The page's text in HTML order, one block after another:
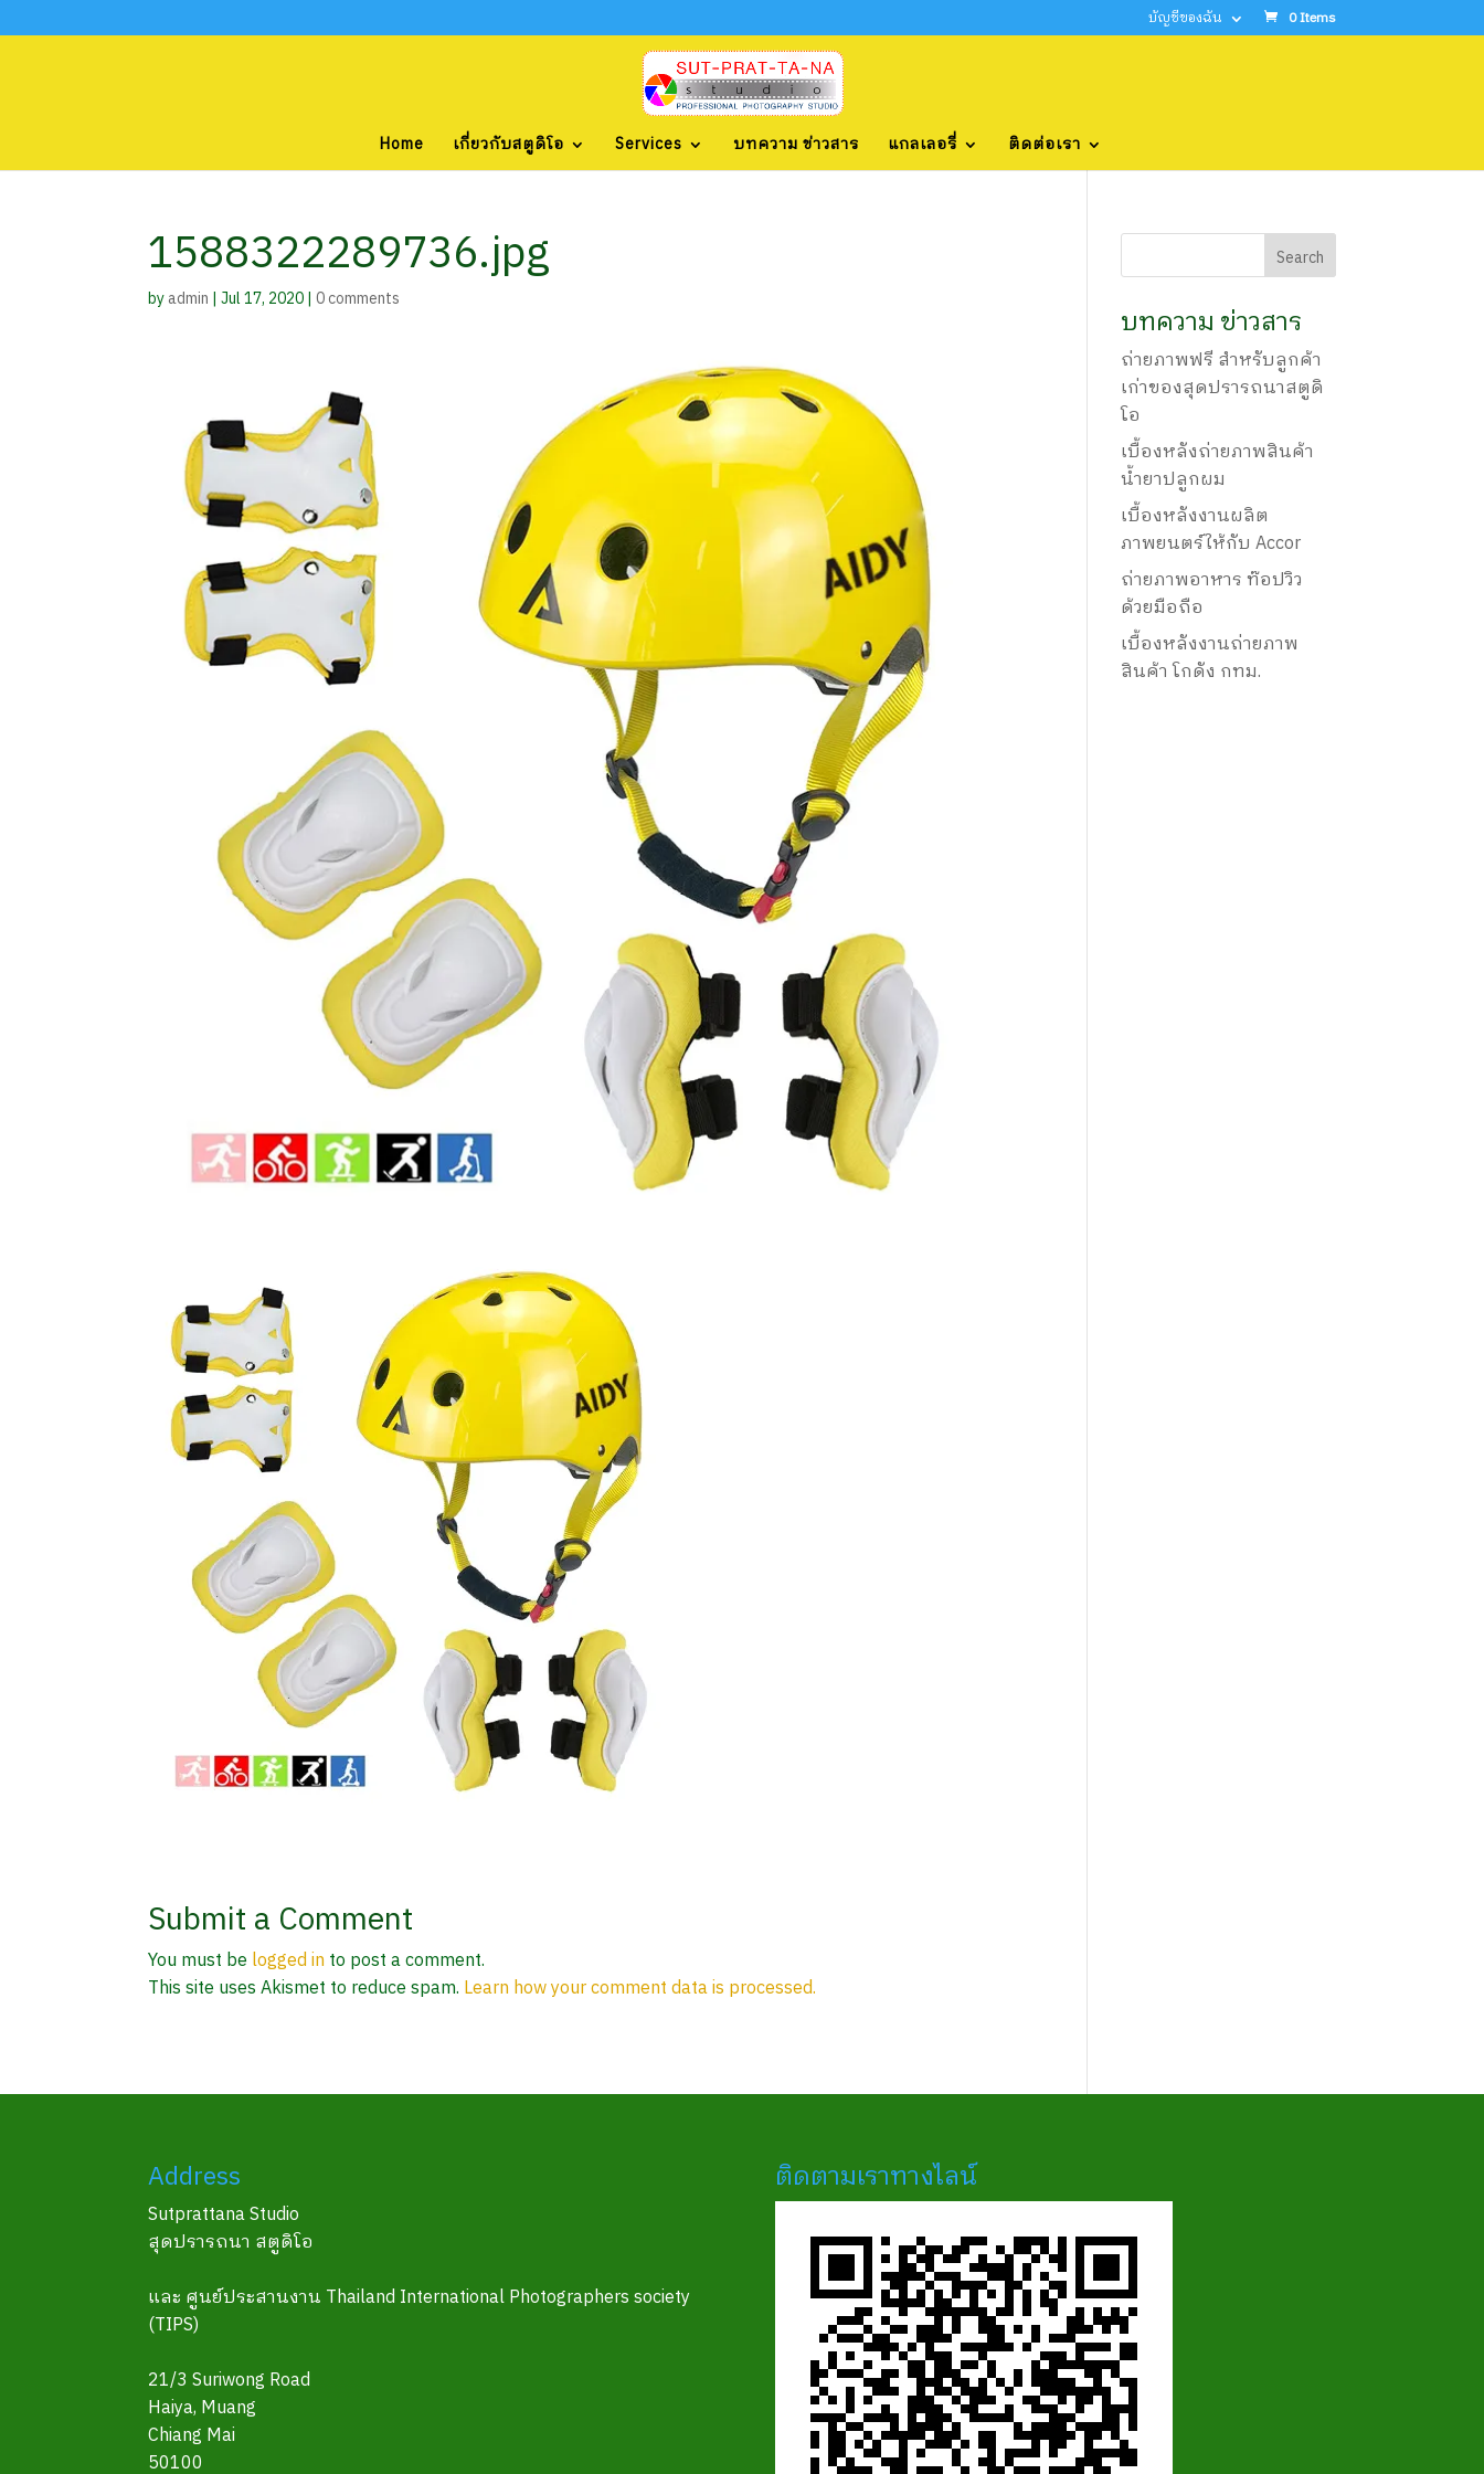
บัญชีของฉัน 0 Items
Home เกี่ยวกับสตูดิโอ Services บทความ ข่าวสาร แกลเลอรี่ ติดต่อเรา
1588322289736.jpg
byadmin |Jul 17, 2020|0 comments
Submit a Comment
You must be logged into post a comment.
This site uses Akismet to reduce spam. Learn how your comment data is processed.
บทความ ข่าวสาร
ถ่ายภาพฟรี สำหรับลูกค้า
เก่าของสุดปรารถนาสตูดิ
โอ
เบื้องหลังถ่ายภาพสินค้า
น้ำยาปลูกผม
เบื้องหลังงานผลิต
ภาพยนตร์ให้กับ Accor
ถ่ายภาพอาหาร ท๊อปวิว
ด้วยมือถือ
เบื้องหลังงานถ่ายภาพ
สินค้า โกดัง กทม.
Address
Sutprattana Studio
สุดปรารถนา สตูดิโอ
และ ศูนย์ประสานงาน Thailand International Photographers society
(TIPS)
21/3 Suriwong Road
Haiya, Muang
Chiang Mai
50100
ติดตามเราทางไลน์